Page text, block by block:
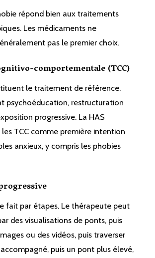
répond bien aux traitements
Les médicaments ne
pas le premier choix.
comportementale (TCC)
le traitement de référence.
psychoéducation, restructuration
progressive. La HAS
TCC comme première intention
anxieux, y compris les phobies
fait par étapes. Le thérapeute peut
des visualisations de ponts, puis
ou des vidéos, puis traverser
puis un pont plus élevé,